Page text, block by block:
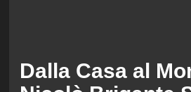
Dalla Casa al